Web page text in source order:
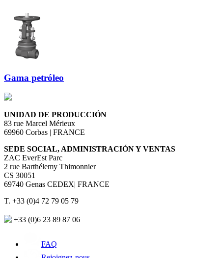
Gama petróleo
UNIDAD DE PRODUCCIÓN
83 rue Marcel Mérieux
69960 Corbas | FRANCE
SEDE SOCIAL, ADMINISTRACIÓN Y VENTAS
ZAC EverEst Parc
2 rue Barthélemy Thimonnier
CS 30051
69740 Genas CEDEX| FRANCE
T. +33 (0)4 72 79 05 79
+33 (0)6 23 89 87 06
FAQ